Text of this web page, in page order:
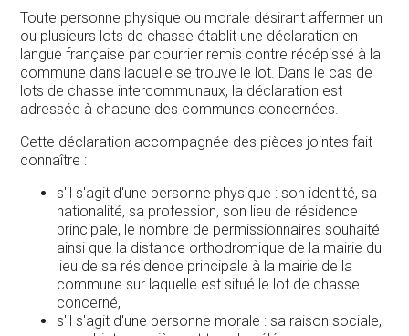
Toute personne physique ou morale désirant affermer un
ou plusieurs lots de chasse établit une déclaration en
langue française par courrier remis contre récépissé à la
commune dans laquelle se trouve le lot. Dans le cas de
lots de chasse intercommunaux, la déclaration est
adressée à chacune des communes concernées.
Cette déclaration accompagnée des pièces jointes fait
connaître :
s'il s'agit d'une personne physique : son identité, sa
nationalité, sa profession, son lieu de résidence
principale, le nombre de permissionnaires souhaité
ainsi que la distance orthodromique de la mairie du
lieu de sa résidence principale à la mairie de la
commune sur laquelle est situé le lot de chasse
concerné,
s'il s'agit d'une personne morale : sa raison sociale,